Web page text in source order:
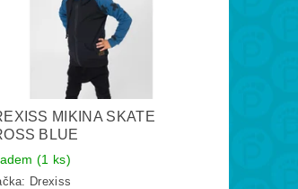
MIKINA SKATE
BLUE
(1 ks)
Drexiss